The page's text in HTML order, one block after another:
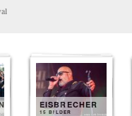
EISBRECHER
15 BILDER